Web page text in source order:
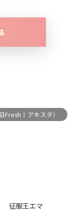
！アキスタ）
征服王エマ